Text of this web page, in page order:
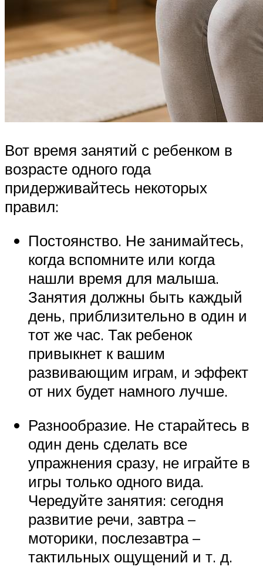
Вот время занятий с ребенком в
возрасте одного года
придерживайтесь некоторых
правил:
Постоянство. Не занимайтесь,
когда вспомните или когда
нашли время для малыша.
Занятия должны быть каждый
день, приблизительно в один и
тот же час. Так ребенок
привыкнет к вашим
развивающим играм, и эффект
от них будет намного лучше.
Разнообразие. Не старайтесь в
один день сделать все
упражнения сразу, не играйте в
игры только одного вида.
Чередуйте занятия: сегодня
развитие речи, завтра –
моторики, послезавтра –
тактильных ощущений и т. д.